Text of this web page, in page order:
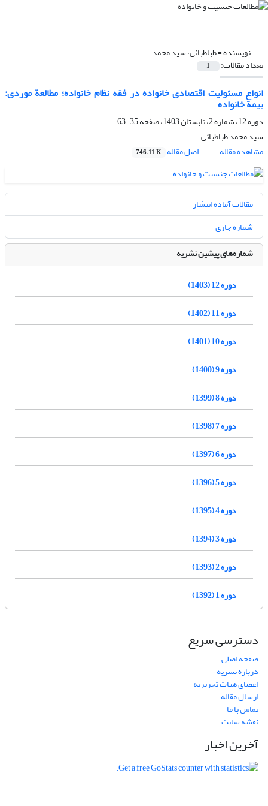
نویسنده =طباطبائی، سید محمد
تعداد مقالات: 1
انواع مسئولیت اقتصادی خانواده در فقه نظام خانواده؛ مطالعة موردی:
بیمة خانواده
دوره 12، شماره 2، تابستان 1403، صفحه
35-63
سید محمد طباطبائی
مشاهده مقاله
اصل مقاله 746.11 K
مقالات آماده انتشار
شماره جاری
شماره‌های پیشین نشریه
دوره 12 (1403)
دوره 11 (1402)
دوره 10 (1401)
دوره 9 (1400)
دوره 8 (1399)
دوره 7 (1398)
دوره 6 (1397)
دوره 5 (1396)
دوره 4 (1395)
دوره 3 (1394)
دوره 2 (1393)
دوره 1 (1392)
دسترسی سریع
صفحه اصلی
درباره نشریه
اعضای هیات تحریریه
ارسال مقاله
تماس با ما
نقشه سایت
آخرین اخبار